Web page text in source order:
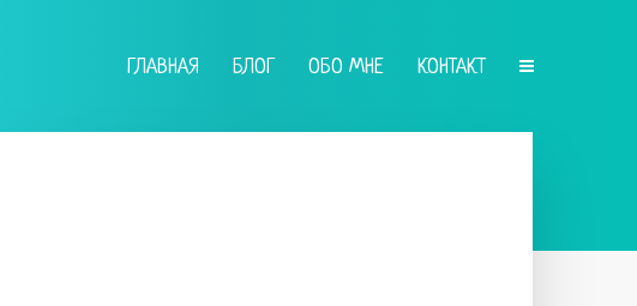
ГЛАВНАЯ БЛОГ ОБО МНЕ КОНТАКТ